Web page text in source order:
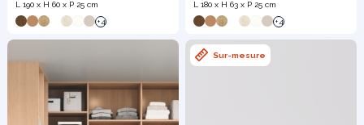
L 190 x H 60 x P 25 cm
+4
L 180 x H 63 x P 25 cm
+4
Sur-mesure